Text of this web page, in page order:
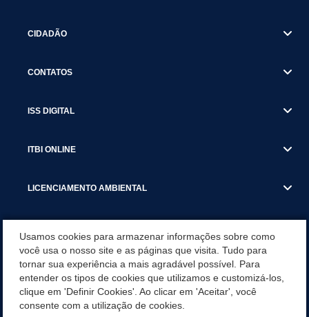
CIDADÃO
CONTATOS
ISS DIGITAL
ITBI ONLINE
LICENCIAMENTO AMBIENTAL
SERVIÇOS
SERVIÇOS DO DEPARTAMENTO DE RECEITA MUNICIPAL
Usamos cookies para armazenar informações sobre como
você usa o nosso site e as páginas que visita. Tudo para
tornar sua experiência a mais agradável possível. Para
entender os tipos de cookies que utilizamos e customizá-los,
clique em 'Definir Cookies'. Ao clicar em 'Aceitar', você
consente com a utilização de cookies.